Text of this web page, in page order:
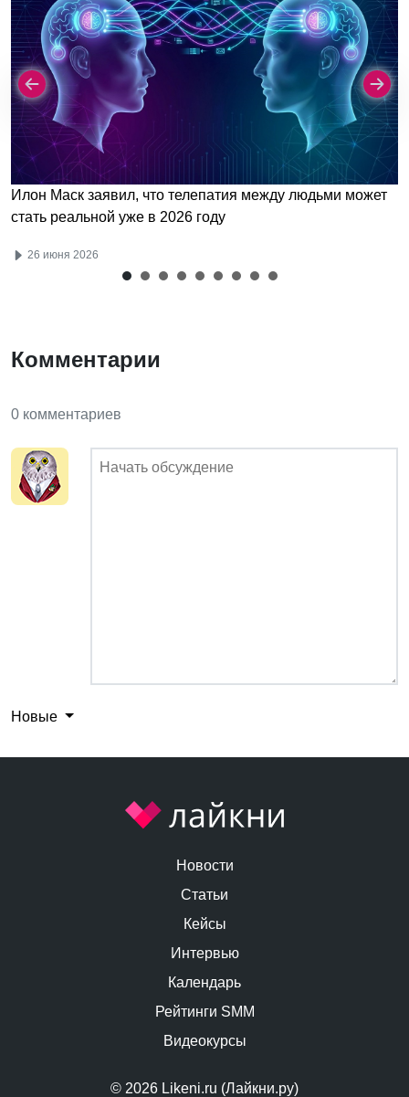
Илон Маск заявил, что телепатия между людьми может
стать реальной уже в 2026 году
26 июня 2026
Комментарии
0 комментариев
Новые
© 2026 Likeni.ru (Лайкни.ру)
Новости
Статьи
Кейсы
Интервью
Календарь
Рейтинги SMM
Видеокурсы